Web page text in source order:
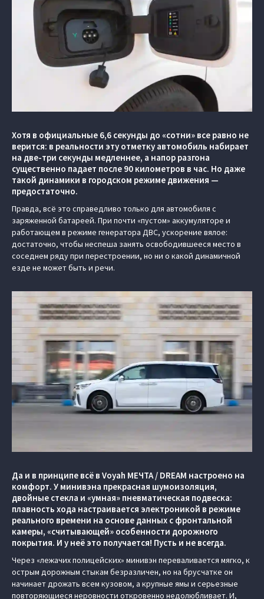
Хотя в официальные 6,6 секунды до «сотни» все равно не
верится: в реальности эту отметку автомобиль набирает
на две-три секунды медленнее, а напор разгона
существенно падает после 90 километров в час. Но даже
такой динамики в городском режиме движения —
предостаточно.
Правда, всё это справедливо только для автомобиля с
заряженной батареей. При почти «пустом» аккумуляторе и
работающем в режиме генератора ДВС, ускорение вялое:
достаточно, чтобы неспеша занять освободившееся место в
соседнем ряду при перестроении, но ни о какой динамичной
езде не может быть и речи.
Да и в принципе всё в Voyah МЕЧТА / DREAM настроено на
комфорт. У минивэна прекрасная шумоизоляция,
двойные стекла и «умная» пневматическая подвеска:
плавность хода настраивается электроникой в режиме
реального времени на основе данных с фронтальной
камеры, «считывающей» особенности дорожного
покрытия. И у неё это получается! Пусть и не всегда.
Через «лежачих полицейских» минивэн переваливается мягко, к
острым дорожным стыкам безразличен, но на брусчатке он
начинает дрожать всем кузовом, а крупные ямы и серьезные
повторяющиеся неровности откровенно недолюбливает. И,